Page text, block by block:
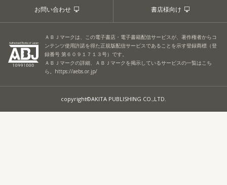
お問い合わせ 書店様向け
ＡＢＪマークは、この電子書店・電子書籍配信サービスが、著作権者からコ
ンテンツ使用許諾を得た正規版配信サービスであることを示す登録商標（登
録番号 第６０９１７１３号）です。
ＡＢＪマークの詳細、ＡＢＪマークを掲示しているサービスの一覧はこち
ら。 https://aebs.or.jp/
copyright©AKITA PUBLISHING CO.,LTD.